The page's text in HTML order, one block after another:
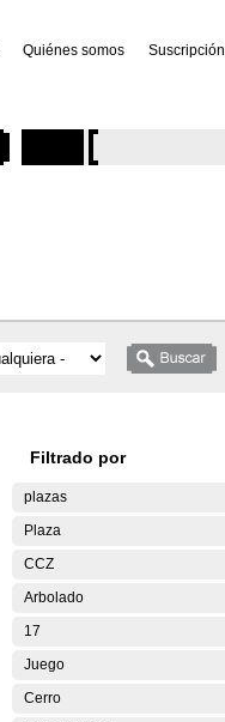
Quiénes somos Suscripción
Filtrado por
plazas
Plaza
CCZ
Arbolado
17
Juego
Cerro